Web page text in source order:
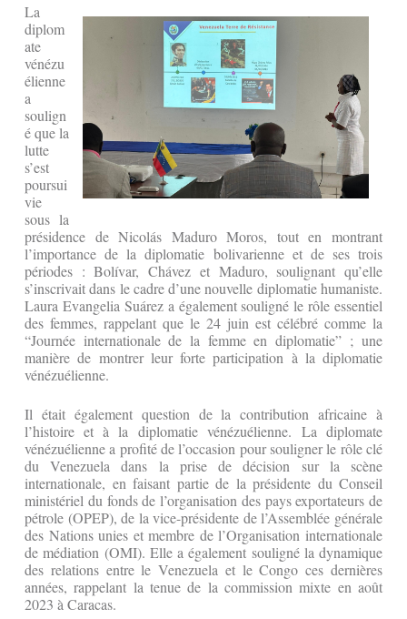
La
diplom
ate
vénézu
élienne
a
soulign
é que la
lutte
s’est
poursui
vie
sous la
présidence de Nicolás Maduro Moros, tout en montrant
l’importance de la diplomatie bolivarienne et de ses trois
périodes : Bolívar, Chávez et Maduro, soulignant qu’elle
s’inscrivait dans le cadre d’une nouvelle diplomatie humaniste.
Laura Evangelia Suárez a également souligné le rôle essentiel
des femmes, rappelant que le 24 juin est célébré comme la
“Journée internationale de la femme en diplomatie” ; une
manière de montrer leur forte participation à la diplomatie
vénézuélienne.
Il était également question de la contribution africaine à
l’histoire et à la diplomatie vénézuélienne. La diplomate
vénézuélienne a profité de l’occasion pour souligner le rôle clé
du Venezuela dans la prise de décision sur la scène
internationale, en faisant partie de la présidente du Conseil
ministériel du fonds de l’organisation des pays exportateurs de
pétrole (OPEP), de la vice-présidente de l’Assemblée générale
des Nations unies et membre de l’Organisation internationale
de médiation (OMI). Elle a également souligné la dynamique
des relations entre le Venezuela et le Congo ces dernières
années, rappelant la tenue de la commission mixte en août
2023 à Caracas.